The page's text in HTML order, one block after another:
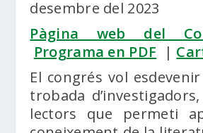
desembre del 2023
Pàgina web del
Programa en PDF |
El congrés vol
trobada
lectors que permeti